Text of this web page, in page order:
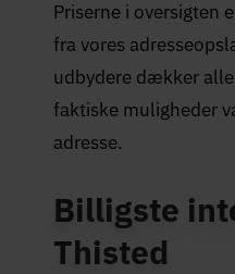
Priserne i oversigten
fra vores
udbydere dækker
faktiske muligheder
adresse.
Billigste
Thisted